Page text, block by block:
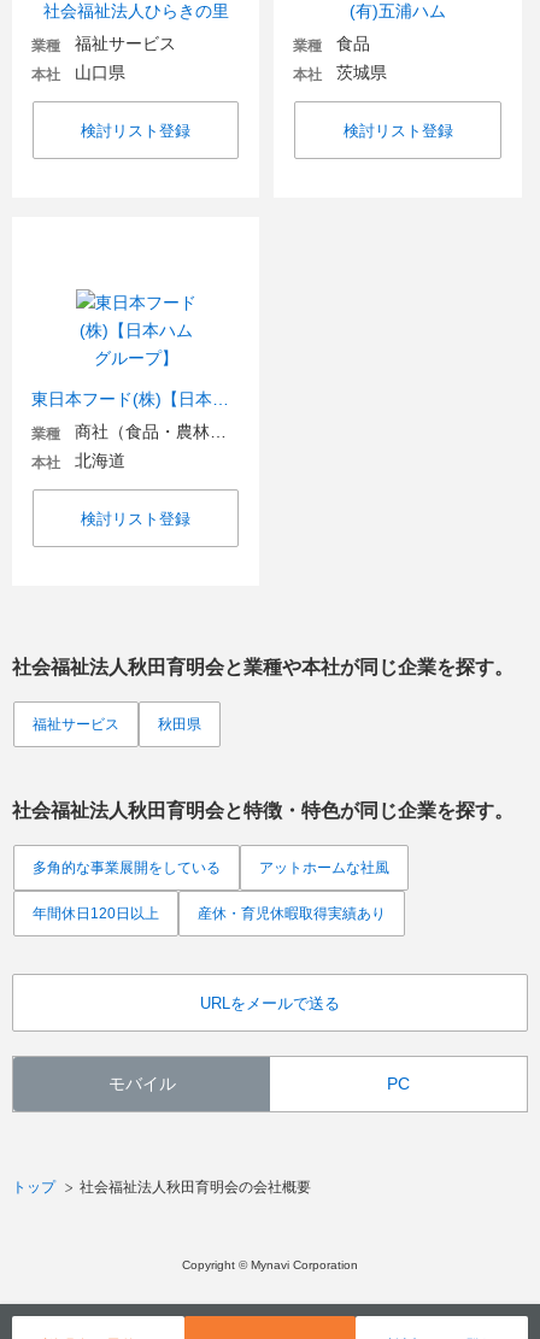
社会福祉法人ひらきの里
業種 福祉サービス
本社 山口県
検討リスト登録
(有)五浦ハム
業種 食品
本社 茨城県
検討リスト登録
業種
本社 北海道
検討リスト登録
社会福祉法人秋田育明会と業種や本社が同じ企業を探す。
福祉サービス 秋田県
社会福祉法人秋田育明会と特徴・特色が同じ企業を探す。
多角的な事業展開をしている アットホームな社風
年間休日120日以上 産休・育児休暇取得実績あり
URLをメールで送る
モバイル PC
トップ 社会福祉法人秋田育明会の会社概要
Copyright © Mynavi Corporation